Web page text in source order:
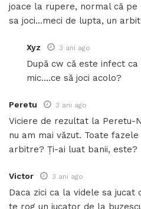
joace la rupere, normal că pe
sa joci…meci de lupta, un
Xyz 3 ani ago
După cw că este infect
mic….ce să joci acolo?
Peretu 3 ani ago
Viciere de rezultat la Peretu-
nu am mai văzut. Toate
arbitre? Ți-ai luat banii, este?
Victor 3 ani ago
Daca zici ca la videle sa jucat
te rog un jucator de la